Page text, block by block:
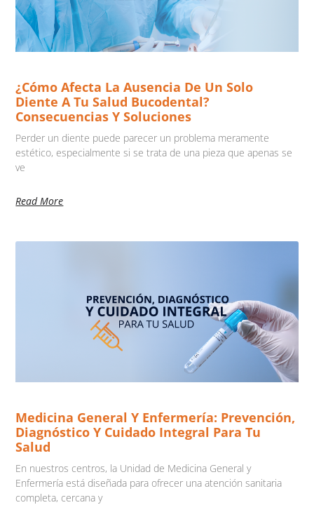
¿Cómo Afecta La Ausencia De Un Solo
Diente A Tu Salud Bucodental?
Consecuencias Y Soluciones
Perder un diente puede parecer un problema meramente
estético, especialmente si se trata de una pieza que apenas se
ve
Read More
Medicina General Y Enfermería: Prevención,
Diagnóstico Y Cuidado Integral Para Tu
Salud
En nuestros centros, la Unidad de Medicina General y
Enfermería está diseñada para ofrecer una atención sanitaria
completa, cercana y